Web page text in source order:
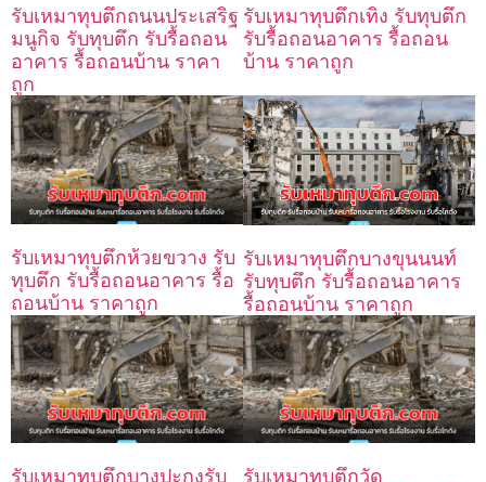
รับเหมาทุบตึกถนนประเสริฐ
มนูกิจ รับทุบตึก รับรื้อถอน
อาคาร รื้อถอนบ้าน ราคา
ถูก
รับเหมาทุบตึกเทิง รับทุบตึก
รับรื้อถอนอาคาร รื้อถอน
บ้าน ราคาถูก
รับเหมาทุบตึกห้วยขวาง รับ
ทุบตึก รับรื้อถอนอาคาร รื้อ
ถอนบ้าน ราคาถูก
รับเหมาทุบตึกบางขุนนนท์
รับทุบตึก รับรื้อถอนอาคาร
รื้อถอนบ้าน ราคาถูก
รับเหมาทุบตึกบางปะกงรับ
รับเหมาทุบตึกวัด